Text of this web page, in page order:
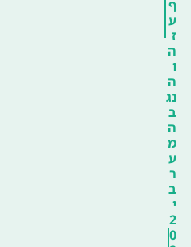
ף
ע
ז
ה
ו
ה
נג
ב
ה
מ
ע
ר
ב
י
2
0